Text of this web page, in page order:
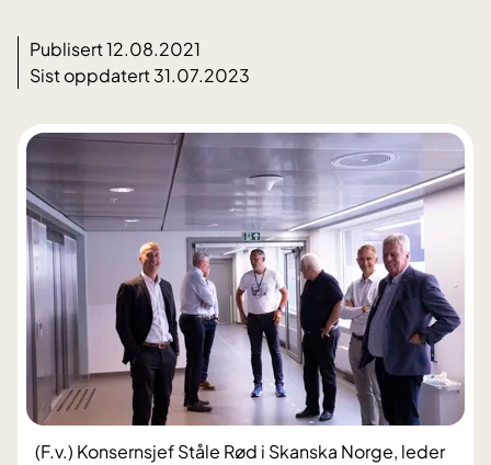
Publisert 12.08.2021
Sist oppdatert 31.07.2023
(F.v.) Konsernsjef Ståle Rød i Skanska Norge, leder